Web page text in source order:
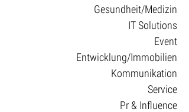
Gesundheit/Medizin
IT Solutions
Event
Entwicklung/Immobilien
Kommunikation
Service
Pr & Influence